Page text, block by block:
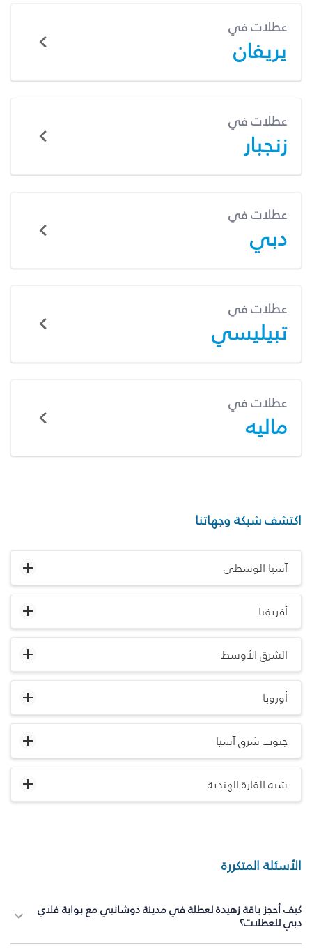
عطلات في
يريفان
عطلات في
زنجبار
عطلات في
دبي
عطلات في
تبيليسي
عطلات في
ماليه
اكتشف شبكة وجهاتنا
آسيا الوسطى
أفريقيا
الشرق الأوسط
أوروبا
جنوب شرق آسيا
شبه القارة الهندية
الأسئلة المتكررة
كيف أحجز باقة زهيدة لعطلة في مدينة دوشانبي مع بوابة فلاي
دبي للعطلات؟